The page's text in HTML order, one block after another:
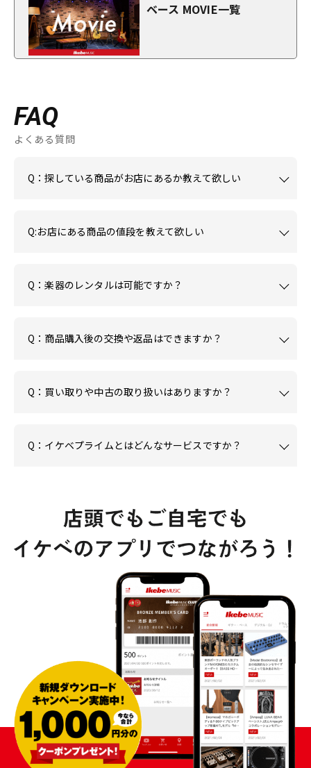
ベース MOVIE一覧
FAQ
よくある質問
Q：探している商品がお店にあるか教えて欲しい
Q:お店にある商品の値段を教えて欲しい
Q：楽器のレンタルは可能ですか？
Q：商品購入後の交換や返品はできますか？
Q：買い取りや中古の取り扱いはありますか？
Q：イケベプライムとはどんなサービスですか？